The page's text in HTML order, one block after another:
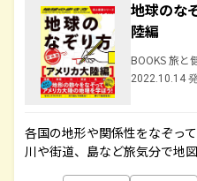
地球の
陸編
BOOKS 旅と
2022.10.14
各国の地形や関係性をなぞっ
川や街道、島など旅気分で地